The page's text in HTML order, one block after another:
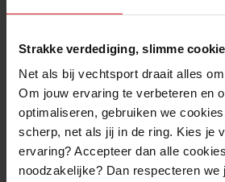
Strakke verdediging, slimme
Net als bij vechtsport draait alles
Om jouw ervaring te verbeteren en
optimaliseren, gebruiken we
scherp, net als jij in de ring. Kies je
ervaring? Accepteer dan alle
noodzakelijke? Dan respecteren we